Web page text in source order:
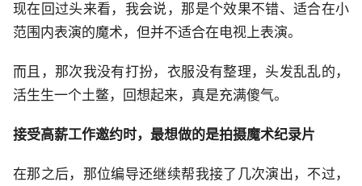
现在回过头来看，我会说，那是个效果不错、适合在小
范围内表演的魔术，但并不适合在电视上表演。
而且，那次我没有打扮，衣服没有整理，头发乱乱的，
活生生一个土鳖，回想起来，真是充满傻气。
接受高薪工作邀约时，最想做的是拍摄魔术纪录片
在那之后，那位编导还继续帮我接了几次演出，不过，